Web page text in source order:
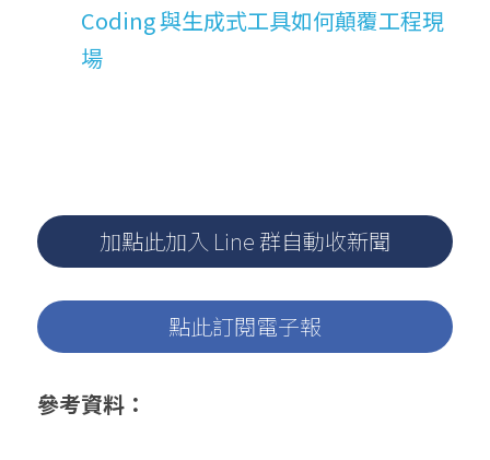
Coding 與生成式工具如何顛覆工程現
場
加點此加入 Line 群自動收新聞
點此訂閱電子報
參考資料：